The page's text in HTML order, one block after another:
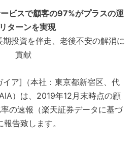
ビスで顧客の97%がプラスの運
ターンを実現
投資を伴走、老後不安の解消に
貢献
イア]（本社：東京都新宿区、代
）は、2019年12月末時点の顧
の速報（楽天証券データに基づ
告致します。